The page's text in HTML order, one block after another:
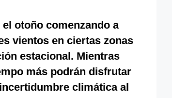
otoño comenzando a
vientos en ciertas zonas
estacional. Mientras
más podrán disfrutar
climática al